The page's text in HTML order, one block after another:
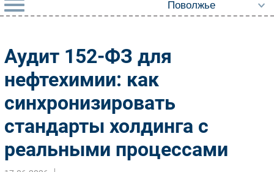
Импорто­замещение
Автоматизация Промышленности
Интернет
Мобильная связь
Фиксированная связь
Интеграция
Рынок ПК
Аудит 152-ФЗ для
нефтехимии: как
синхронизировать
стандарты холдинга с
реальными процессами